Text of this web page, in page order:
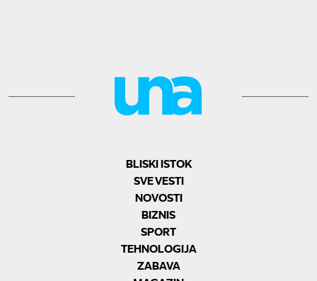
BLISKI ISTOK
SVE VESTI
NOVOSTI
BIZNIS
SPORT
TEHNOLOGIJA
ZABAVA